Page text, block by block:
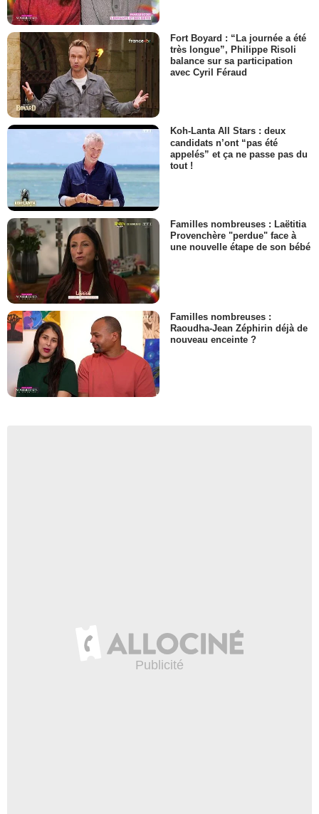
Fort Boyard : “La journée a été
très longue”, Philippe Risoli
balance sur sa participation
avec Cyril Féraud
Koh-Lanta All Stars : deux
candidats n’ont “pas été
appelés” et ça ne passe pas du
tout !
Familles nombreuses : Laëtitia
Provenchère "perdue" face à
une nouvelle étape de son bébé
Familles nombreuses :
Raoudha-Jean Zéphirin déjà de
nouveau enceinte ?